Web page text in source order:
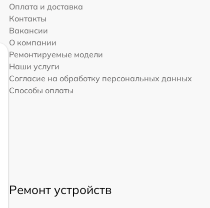
Оплата и доставка
Контакты
Вакансии
О компании
Ремонтируемые модели
Наши услуги
Согласие на обработку персональных данных
Способы оплаты
Ремонт устройств